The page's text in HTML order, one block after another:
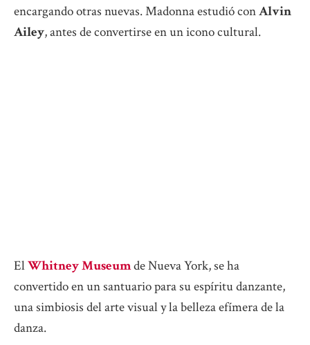
encargando otras nuevas. Madonna estudió conAlvin
Ailey, antes de convertirse en un icono cultural.
ElWhitney Museumde Nueva York, se ha
convertido en un santuario para su espíritu danzante,
una simbiosis del arte visual y la belleza efímera de la
danza.